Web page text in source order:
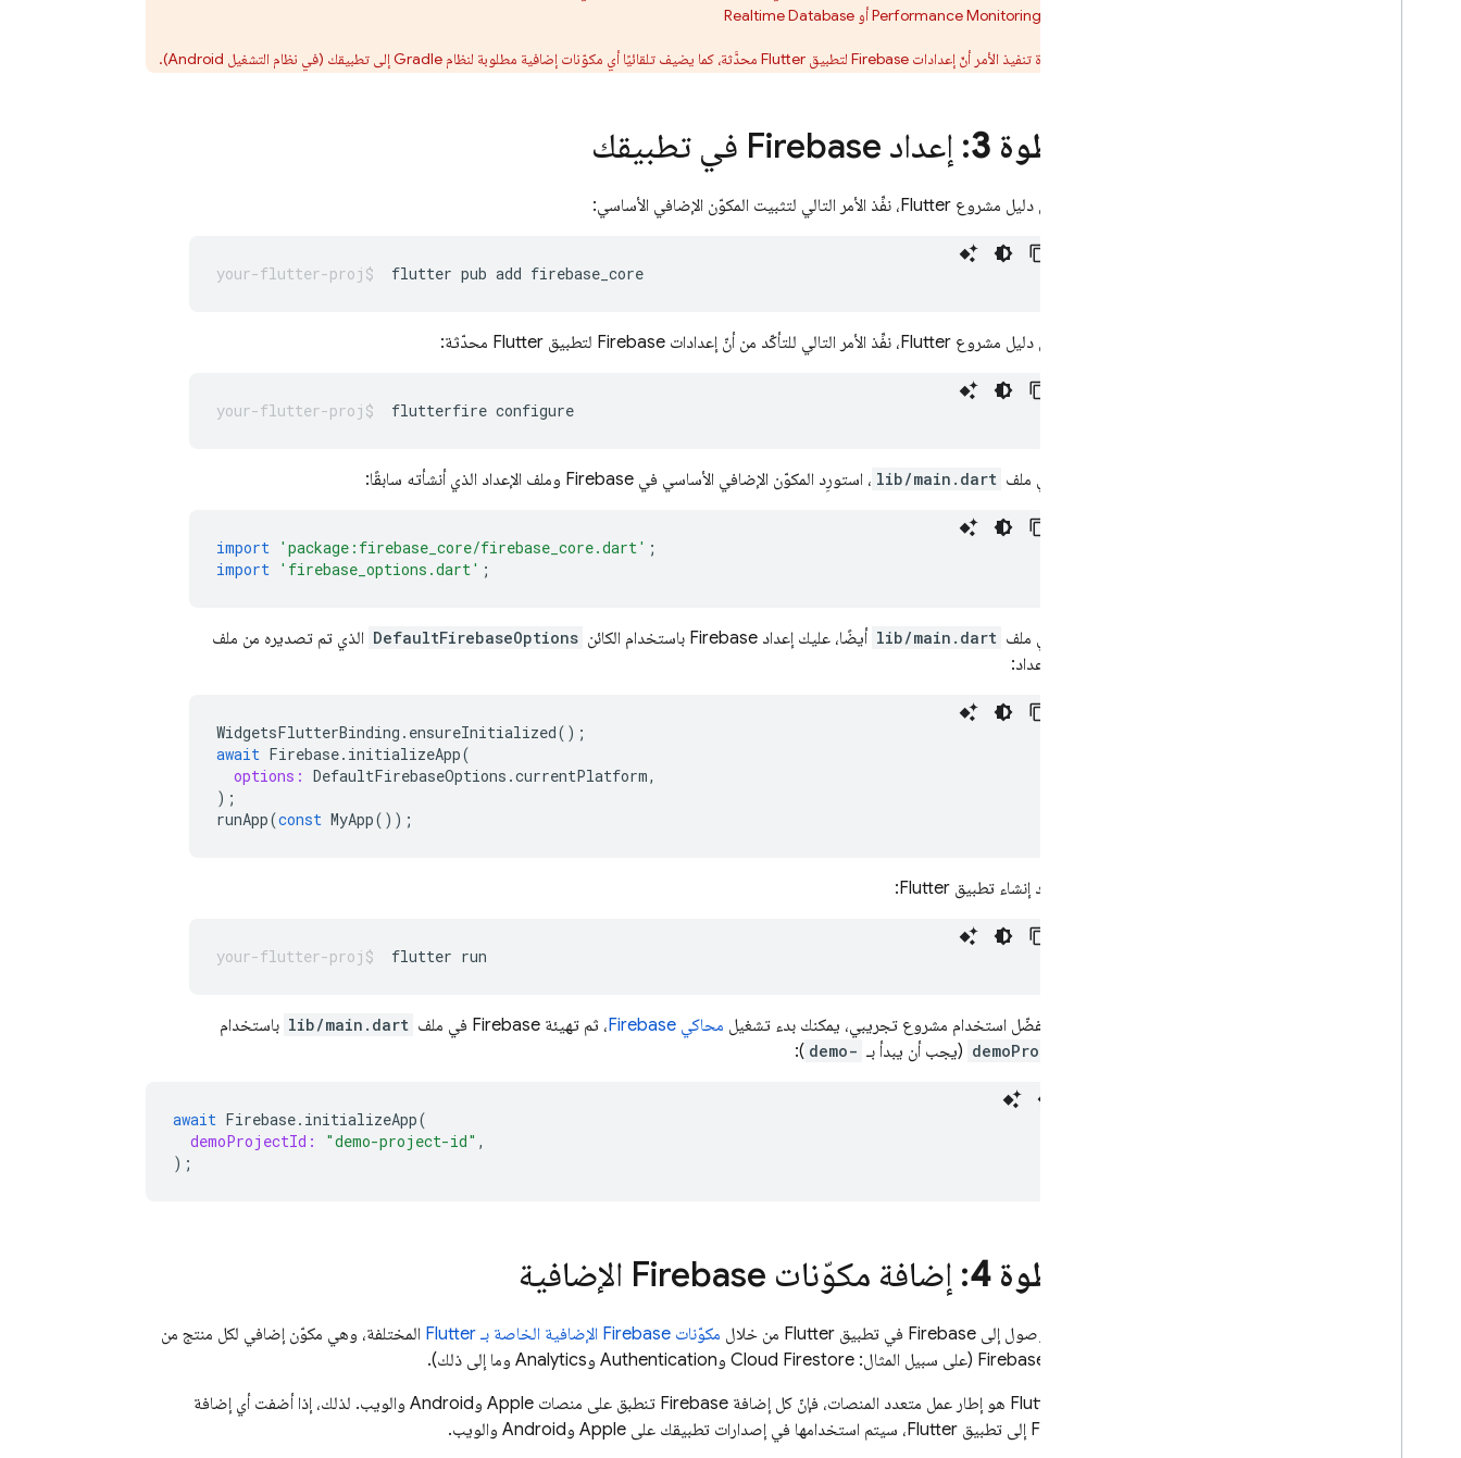
Performance Monitoringأو Realtime Database
يضمن إعادة تنفيذ الأمر أنّ إعدادات Firebase لتطبيق Flutter محدَّثة، كما يضيف تلقائيًا أي مكوّنات إضافية مطلوبة لنظام Gradle إلى تطبيقك (في نظام التشغيل Android).
الخطوة 3 : إعداد Firebase في تطبيقك
من دليل مشروع Flutter، نفِّذ الأمر التالي لتثبيت المكوّن الإضافي الأساسي:
flutter pub add
من دليل مشروع Flutter، نفِّذ الأمر التالي للتأكّد من أنّ إعدادات Firebase لتطبيق Flutter محدّثة:
flutterfire
في ملف lib/main.dart ، استورِد المكوّن الإضافي الأساسي في Firebase وملف الإعداد الذي أنشأته سابقًا:
import 'package:firebase_core/firebase_core.dart' ;
import 'firebase_options.dart' ;
في ملف lib/main.dart أيضًا، عليك إعداد Firebase باستخدام الكائن DefaultFirebaseOptions الذي تم تصديره من ملف
الإعداد:
WidgetsFlutterBinding . ensureInitialized();
await Firebase. initializeApp(
options: DefaultFirebaseOptions .currentPlatform,
);
runApp(const MyApp());
أعِد إنشاء تطبيق Flutter:
flutter
إذا كنت تفضّل استخدام مشروع تجريبي، يمكنك بدء تشغيل محاكي Firebase ، ثم تهيئة Firebase في ملف lib/main.dart باستخدام
demoProjectId (يجب أن يبدأ بـ demo-
):
await Firebase. initializeApp(
demoProjectId:
"demo-project-id" ,
);
الخطوة 4 : إضافة مكوّنات Firebase الإضافية
يمكنك الوصول إلى Firebase في تطبيق Flutter من خلال مكوّنات Firebase الإضافية الخاصة بـ Flutter
المختلفة، وهي مكوّن إضافي لكل منتج من
Cloud Firestore وAuthentication وAnalytics وما إلى ذلك).
بما أنّ Flutter هو إطار عمل متعدد المنصات، فإنّ كل إضافة Firebase تنطبق على منصات Apple وAndroid والويب. لذلك، إذا أضفت أي إضافة
Firebase إلى تطبيق Flutter، سيتم استخدامها في إصدارات تطبيقك على Apple وAndroid والويب.